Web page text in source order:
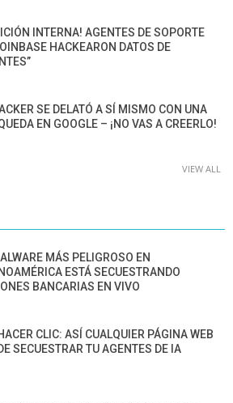
INTERNA! AGENTES DE SOPORTE
HACKEARON DATOS DE
SE DELATÓ A SÍ MISMO CON UNA
EN GOOGLE – ¡NO VAS A CREERLO!
VIEW ALL
MÁS PELIGROSO EN
ESTÁ SECUESTRANDO
BANCARIAS EN VIVO
CLIC: ASÍ CUALQUIER PÁGINA WEB
SECUESTRAR TU AGENTES DE IA